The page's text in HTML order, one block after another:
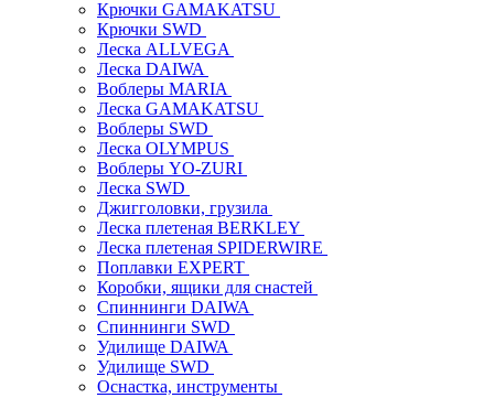
Крючки GAMAKATSU
Крючки SWD
Леска ALLVEGA
Леска DAIWA
Воблеры MARIA
Леска GAMAKATSU
Воблеры SWD
Леска OLYMPUS
Воблеры YO-ZURI
Леска SWD
Джигголовки, грузила
Леска плетеная BERKLEY
Леска плетеная SPIDERWIRE
Поплавки EXPERT
Коробки, ящики для снастей
Спиннинги DAIWA
Спиннинги SWD
Удилище DAIWA
Удилище SWD
Оснастка, инструменты